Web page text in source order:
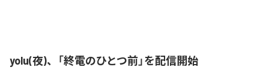
yolu(夜)、「終電のひとつ前」を配信開始